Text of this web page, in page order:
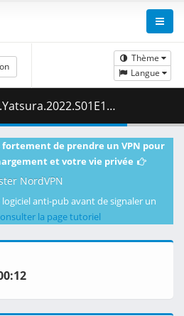
Thème
Langue
DL.DDP2.0.H.264-VARYG.mkv.002 ( 400.67 MB )
fortement de prendre un VPN pour
et votre vie privée
NordVPN
anti-pub avant de signaler un
la page tutoriel